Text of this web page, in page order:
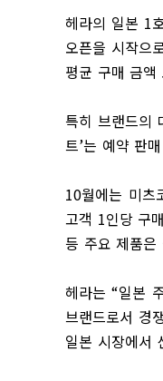
헤라의 일본 1
오픈을 시작으
평균 구매 금
특히 브랜드의
트’는 예약 판
10월에는 미츠
고객 1인당 구
등 주요 제품은
헤라는“일본
브랜드로서 경
일본 시장에서